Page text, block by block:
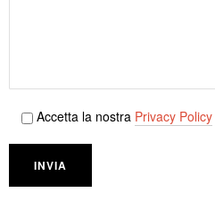
Accetta la nostra Privacy Policy